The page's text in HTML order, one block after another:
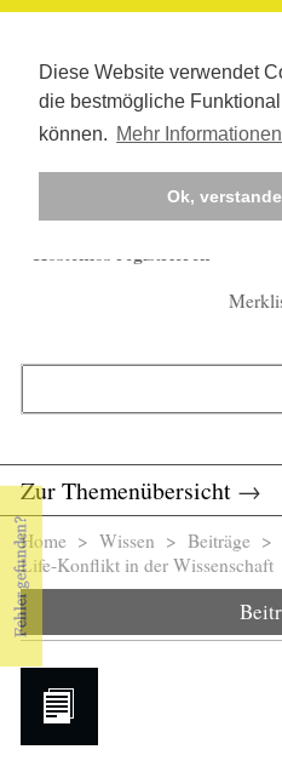
Diese Website verwendet
die bestmögliche
können. Mehr Informationen
Ok,
Kostenlos registrieren
Zur Themenübersicht →
Sie sind hier
Home > Wissen > Beiträge >
Life-Konflikt in der Wissenschaft